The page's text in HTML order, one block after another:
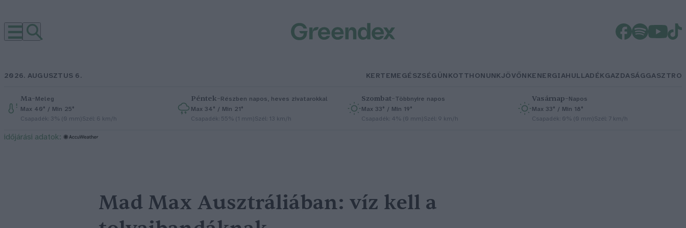
2026. AUGUSZTUS 6. KERTEMEGÉSZSÉGÜNKOTTHONUNKJÖVŐNKENERGIAHULLADÉKGAZDASÁGGASZTRO
Ma–Meleg
Max 40° / Min 25°
Csapadék: 3% (0 mm)Szél: 6 km/h
Péntek–Részben napos, heves zivatarokkal
Max 34° / Min 21°
Csapadék: 55% (1 mm)Szél: 13 km/h
Szombat–Többnyire napos
Max 33° / Min 19°
Csapadék: 4% (0 mm)Szél: 9 km/h
Vasárnap–Napos
Max 33° / Min 18°
Csapadék: 0% (0 mm)Szél: 7 km/h
időjárási adatok:
Mad Max Ausztráliában: víz kell a